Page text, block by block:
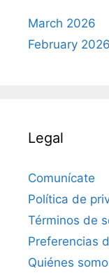
March 2026
February 2026
Legal
Comunícate
Política de
Términos de
Preferencias
Quiénes